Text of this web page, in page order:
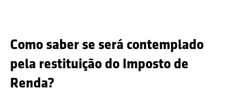
Como saber se será contemplado
pela restituição do Imposto de
Renda?